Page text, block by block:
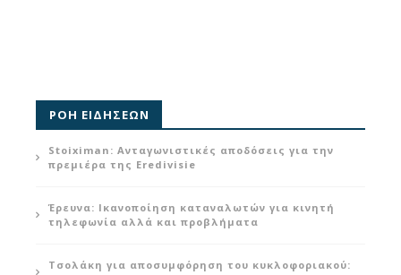
ΡΟΗ ΕΙΔΗΣΕΩΝ
Stoiximan: Ανταγωνιστικές αποδόσεις για την
πρεμιέρα της Eredivisie
Έρευνα: Ικανοποίηση καταναλωτών για κινητή
τηλεφωνία αλλά και προβλήματα
Τσολάκη για αποσυμφόρηση του κυκλοφοριακού: